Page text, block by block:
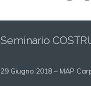
Seminario
29 Giugno 2018 – MAP